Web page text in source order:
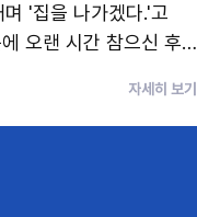
'집을 나가겠다.'고
오랜 시간 참으신 후
자세히 보기